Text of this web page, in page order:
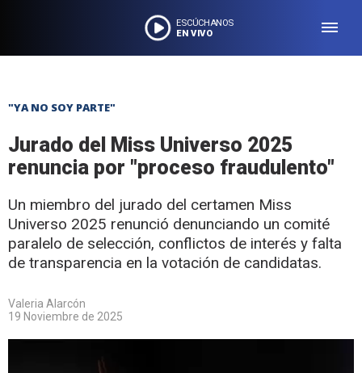
ESCÚCHANOS
EN VIVO
"YA NO SOY PARTE"
Jurado del Miss Universo 2025
renuncia por "proceso fraudulento"
Un miembro del jurado del certamen Miss
Universo 2025 renunció denunciando un comité
paralelo de selección, conflictos de interés y falta
de transparencia en la votación de candidatas.
Valeria Alarcón
19 Noviembre de 2025